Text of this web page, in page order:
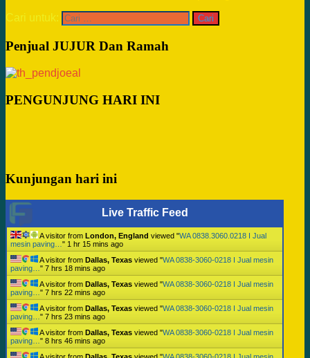
Cari untuk:
Penjual JUJUR Dan Ramah
PENGUNJUNG HARI INI
Kunjungan hari ini
Live Traffic Feed
A visitor from London, England viewed "WA 0838.3060.0218 I Jual
mesin paving… " 1 hr 15 mins ago
A visitor from Dallas, Texas viewed "WA 0838-3060-0218 I Jual mesin
paving… " 7 hrs 18 mins ago
A visitor from Dallas, Texas viewed "WA 0838-3060-0218 I Jual mesin
paving… " 7 hrs 22 mins ago
A visitor from Dallas, Texas viewed "WA 0838-3060-0218 I Jual mesin
paving… " 7 hrs 23 mins ago
A visitor from Dallas, Texas viewed "WA 0838-3060-0218 I Jual mesin
paving… " 8 hrs 46 mins ago